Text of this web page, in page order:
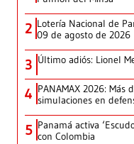
2 Lotería Nacional de
09 de agosto de 2026
3 Último adiós: Lionel
4 PANAMAX 2026: Más
simulaciones en
5 Panamá activa
con Colombia